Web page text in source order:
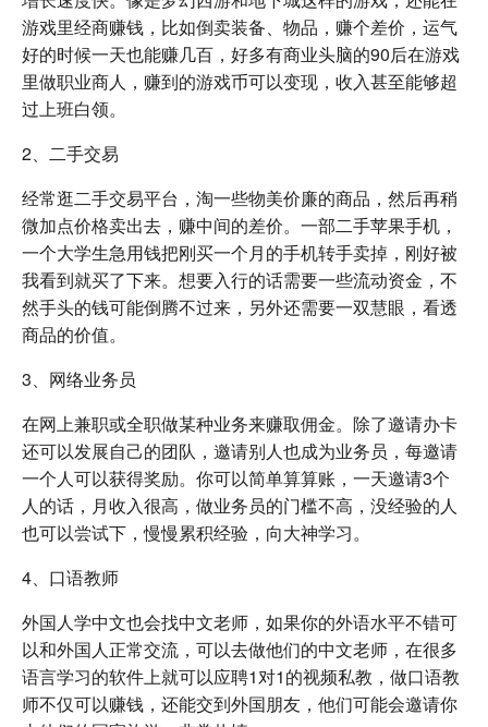
游戏里经商赚钱，比如倒卖装备、物品，赚个差价，运气
好的时候一天也能赚几百，好多有商业头脑的90后在游戏
里做职业商人，赚到的游戏币可以变现，收入甚至能够超
过上班白领。
2、二手交易
经常逛二手交易平台，淘一些物美价廉的商品，然后再稍
微加点价格卖出去，赚中间的差价。一部二手苹果手机，
一个大学生急用钱把刚买一个月的手机转手卖掉，刚好被
我看到就买了下来。想要入行的话需要一些流动资金，不
然手头的钱可能倒腾不过来，另外还需要一双慧眼，看透
商品的价值。
3、网络业务员
在网上兼职或全职做某种业务来赚取佣金。除了邀请办卡
还可以发展自己的团队，邀请别人也成为业务员，每邀请
一个人可以获得奖励。你可以简单算算账，一天邀请3个
人的话，月收入很高，做业务员的门槛不高，没经验的人
也可以尝试下，慢慢累积经验，向大神学习。
4、口语教师
外国人学中文也会找中文老师，如果你的外语水平不错可
以和外国人正常交流，可以去做他们的中文老师，在很多
语言学习的软件上就可以应聘1对1的视频私教，做口语教
师不仅可以赚钱，还能交到外国朋友，他们可能会邀请你